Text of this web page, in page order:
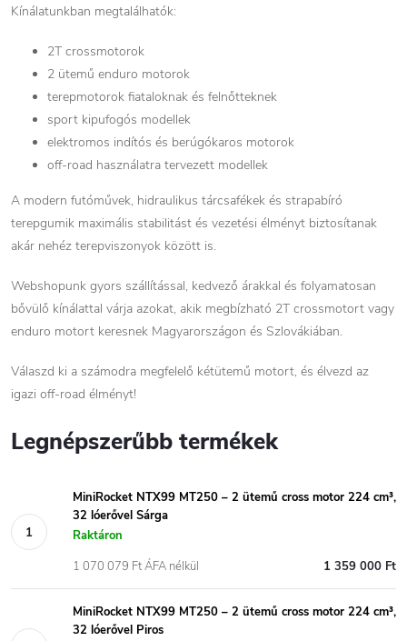
Kínálatunkban megtalálhatók:
2T crossmotorok
2 ütemű enduro motorok
terepmotorok fiataloknak és felnőtteknek
sport kipufogós modellek
elektromos indítós és berúgókaros motorok
off-road használatra tervezett modellek
A modern futóművek, hidraulikus tárcsafékek és strapabíró
terepgumik maximális stabilitást és vezetési élményt biztosítanak
akár nehéz terepviszonyok között is.
Webshopunk gyors szállítással, kedvező árakkal és folyamatosan
bővülő kínálattal várja azokat, akik megbízható 2T crossmotort vagy
enduro motort keresnek Magyarországon és Szlovákiában.
Válaszd ki a számodra megfelelő kétütemű motort, és élvezd az
igazi off-road élményt!
Legnépszerűbb termékek
MiniRocket NTX99 MT250 – 2 ütemű cross motor 224 cm³,
32 lóerővel Sárga
Raktáron
1 359 000 Ft
1 070 079 Ft ÁFA nélkül
MiniRocket NTX99 MT250 – 2 ütemű cross motor 224 cm³,
32 lóerővel Piros